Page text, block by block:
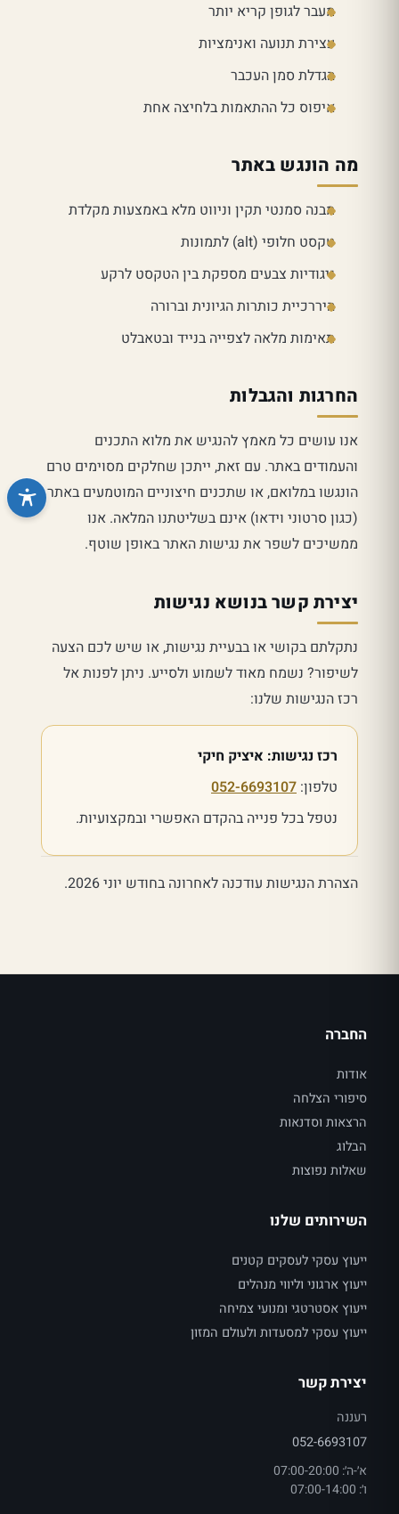
מעבר לגופן קריא יותר
עצירת תנועה ואנימציות
הגדלת סמן העכבר
איפוס כל ההתאמות בלחיצה אחת
מה הונגש באתר
מבנה סמנטי תקין וניווט מלא באמצעות מקלדת
טקסט חלופי (alt) לתמונות
ניגודיות צבעים מספקת בין הטקסט לרקע
היררכיית כותרות הגיונית וברורה
תאימות מלאה לצפייה בנייד ובטאבלט
החרגות והגבלות
אנו עושים כל מאמץ להנגיש את מלוא התכנים
והעמודים באתר. עם זאת, ייתכן שחלקים מסוימים טרם
הונגשו במלואם, או שתכנים חיצוניים המוטמעים באתר
(כגון סרטוני וידאו) אינם בשליטתנו המלאה. אנו
ממשיכים לשפר את נגישות האתר באופן שוטף.
יצירת קשר בנושא נגישות
נתקלתם בקושי או בבעיית נגישות, או שיש לכם הצעה
לשיפור? נשמח מאוד לשמוע ולסייע. ניתן לפנות אל
רכז הנגישות שלנו:
רכז נגישות: איציק חיקי
טלפון: 052-6693107
נטפל בכל פנייה בהקדם האפשרי ובמקצועיות.
הצהרת הנגישות עודכנה לאחרונה בחודש יוני 2026.
החברה
אודות
סיפורי הצלחה
הרצאות וסדנאות
הבלוג
שאלות נפוצות
השירותים שלנו
ייעוץ עסקי לעסקים קטנים
ייעוץ ארגוני וליווי מנהלים
ייעוץ אסטרטגי ומנועי צמיחה
ייעוץ עסקי למסעדות ולעולם המזון
יצירת קשר
רעננה
052-6693107
א׳-ה׳: 07:00-20:00
ו׳: 07:00-14:00